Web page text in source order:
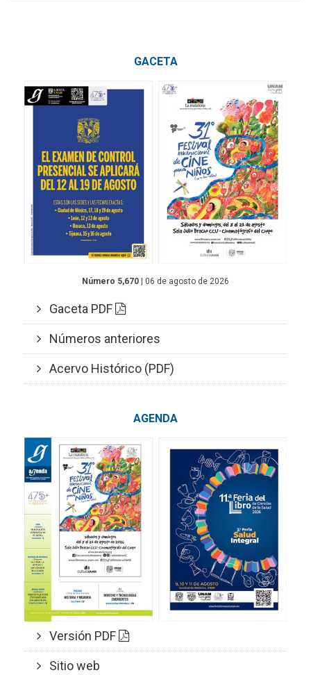
GACETA
Número 5,670 | 06 de agosto de 2026
Gaceta PDF
Números anteriores
Acervo Histórico (PDF)
AGENDA
Versión PDF
Sitio web